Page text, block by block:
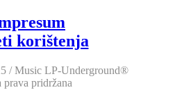
korištenja
/ Music LP-Underground®
prava pridržana